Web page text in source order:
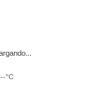
--°C